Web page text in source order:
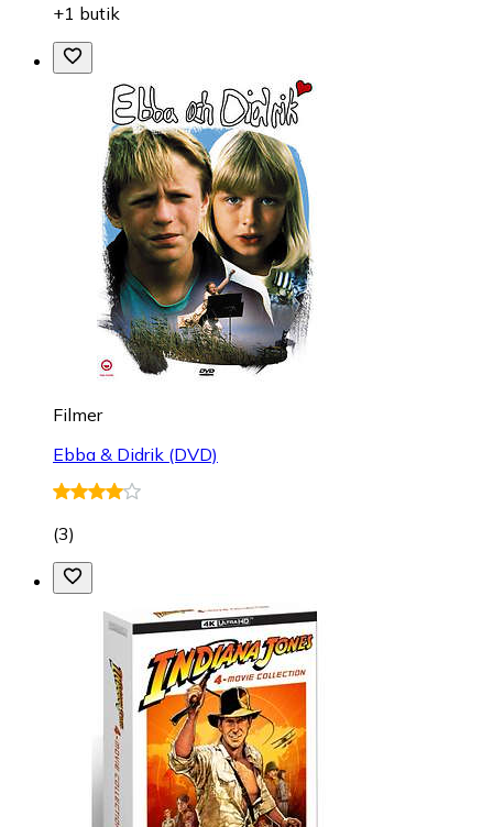
+1 butik
Filmer
Ebba & Didrik (DVD)
(3)